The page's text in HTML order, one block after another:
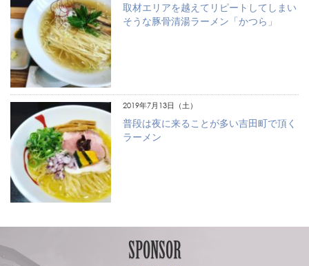
取材エリアを越えてリピートしてしまい
そうな豚骨清湯ラーメン「かつら」
2019年7月13日（土）
普段は夜に来ることが多い吉田町で頂く
ラーメン
SPONSOR